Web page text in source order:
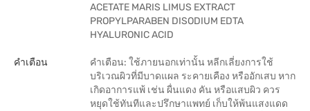
ACETATE MARIS LIMUS EXTRACT
PROPYLPARABEN DISODIUM EDTA
HYALURONIC ACID
คำเตือน
คำเตือน: ใช้ภายนอกเท่านั้น หลีกเลี่ยงการใช้
บริเวณผิวที่มีบาดแผล ระคายเคือง หรืออักเสบ หาก
เกิดอาการแพ้ เช่น ผื่นแดง คัน หรือแสบผิว ควร
หยุดใช้ทันทีและปรึกษาแพทย์ เก็บให้พ้นแสงแดด